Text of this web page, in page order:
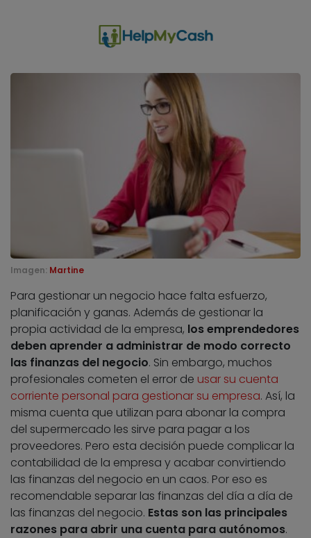
Imagen: Martine
Para gestionar un negocio hace falta esfuerzo,
planificación y ganas. Además de gestionar la
propia actividad de la empresa, los emprendedores
deben aprender a administrar de modo correcto
las finanzas del negocio. Sin embargo, muchos
profesionales cometen el error de usar su cuenta
corriente personal para gestionar su empresa. Así, la
misma cuenta que utilizan para abonar la compra
del supermercado les sirve para pagar a los
proveedores. Pero esta decisión puede complicar la
contabilidad de la empresa y acabar convirtiendo
las finanzas del negocio en un caos. Por eso es
recomendable separar las finanzas del día a día de
las finanzas del negocio. Estas son las principales
razones para abrir una cuenta para autónomos.